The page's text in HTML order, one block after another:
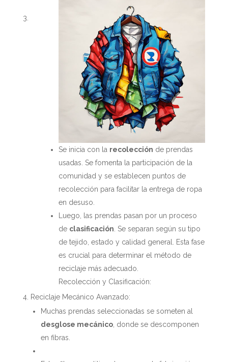
Se inicia con la recolección de prendas
usadas. Se fomenta la participación de la
comunidad y se establecen puntos de
recolección para facilitar la entrega de ropa
en desuso.
Luego, las prendas pasan por un proceso
de clasificación . Se separan según su tipo
de tejido, estado y calidad general. Esta fase
es crucial para determinar el método de
reciclaje más adecuado.
Recolección y Clasificación:
Reciclaje Mecánico Avanzado:
Muchas prendas seleccionadas se someten al
desglose mecánico, donde se descomponen
en fibras.